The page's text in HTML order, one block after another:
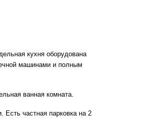
кухня оборудована
машинами и полным
ванная комната.
Есть частная парковка на 2